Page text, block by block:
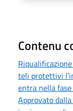
Contenu
teli protettivi
entra nella
Approvato